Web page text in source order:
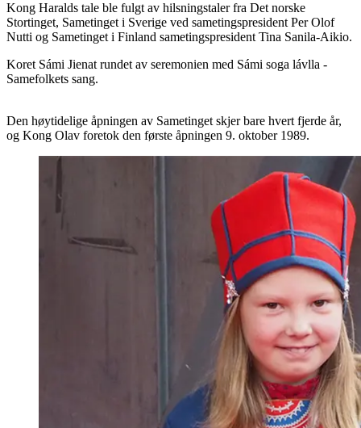
Kong Haralds tale ble fulgt av hilsningstaler fra Det norske
Stortinget, Sametinget i Sverige ved sametingspresident Per Olof
Nutti og Sametinget i Finland sametingspresident Tina Sanila-Aikio.
Koret Sámi Jienat rundet av seremonien med Sámi soga lávlla -
Samefolkets sang.
Den høytidelige åpningen av Sametinget skjer bare hvert fjerde år,
og Kong Olav foretok den første åpningen 9. oktober 1989.